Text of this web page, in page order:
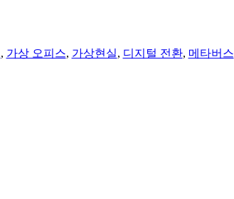
, 가상 오피스, 가상현실, 디지털 전환, 메타버스